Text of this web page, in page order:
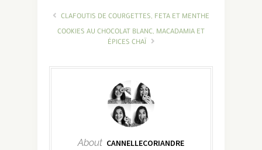
CLAFOUTIS DE COURGETTES, FETA ET MENTHE
COOKIES AU CHOCOLAT BLANC, MACADAMIA ET
ÉPICES CHAÏ
About CANNELLECORIANDRE